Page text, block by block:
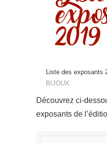
2019
Liste des exposants
BIJOUX
Découvrez ci-
exposants de